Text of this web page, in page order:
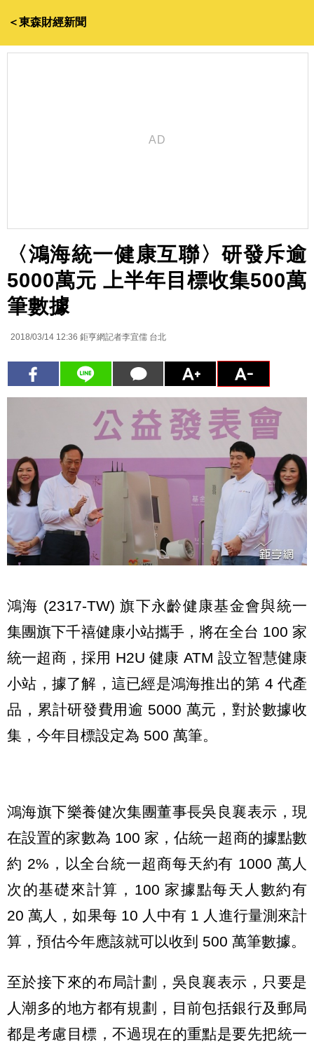
＜東森財經新聞
〈鴻海統一健康互聯〉研發斥逾
5000萬元 上半年目標收集500萬
筆數據
2018/03/14 12:36 鉅亨網記者李宜儒 台北
鴻海 (2317-TW) 旗下永齡健康基金會與統一
集團旗下千禧健康小站攜手，將在全台 100 家
統一超商，採用 H2U 健康 ATM 設立智慧健康
小站，據了解，這已經是鴻海推出的第 4 代產
品，累計研發費用逾 5000 萬元，對於數據收
集，今年目標設定為 500 萬筆。
鴻海旗下樂養健次集團董事長吳良襄表示，現
在設置的家數為 100 家，佔統一超商的據點數
約 2%，以全台統一超商每天約有 1000 萬人
次的基礎來計算，100 家據點每天人數約有
20 萬人，如果每 10 人中有 1 人進行量測來計
算，預估今年應該就可以收到 500 萬筆數據。
至於接下來的布局計劃，吳良襄表示，只要是
人潮多的地方都有規劃，目前包括銀行及郵局
都是考慮目標，不過現在的重點是要先把統一